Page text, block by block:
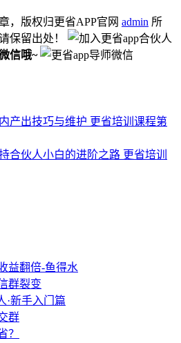
，版权归更省APP官网 admin 所
保留出处！
信哦~
产出技巧与维护 更省培训课程第
合伙人小白的进阶之路 更省培训
益翻倍-鱼得水
群裂变
·新手入门篇
群
？